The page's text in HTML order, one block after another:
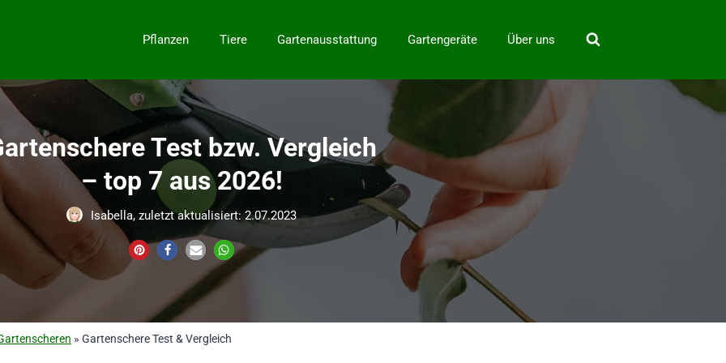
Pflanzen Tiere Gartenausstattung Gartengeräte Über uns
Test bzw. Vergleich
– top 7 aus 2026!
Isabella, zuletzt aktualisiert: 2.07.2023
» Gartenschere Test & Vergleich